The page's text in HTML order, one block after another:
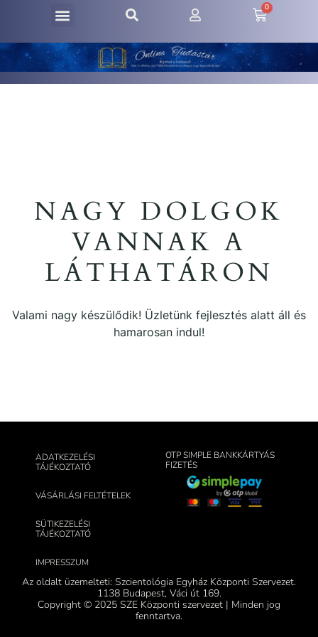
0
NAGY DOLGOK
VANNAK A
LÁTHATÁRON
Valami nagy készülődik! Üzletünk fejlesztés alatt áll és
hamarosan indul!
ADATKEZELÉSI
TÁJÉKOZTATÓ
VÁSÁRLÁSI FELTÉTELEK
SÜTIKEZELÉSI
TÁJÉKOZTATÓ
IMPRESSZUM
OTP SIMPLE BANKKÁRTYÁS
FIZETÉS
Az oldalt üzemelteti: Szcientológia Egyház Központi Szervezet.
1138 Budapest, Váci út 169.
Copyright © 2025 SZE Központi szervezet | Minden jog
fenntartva.